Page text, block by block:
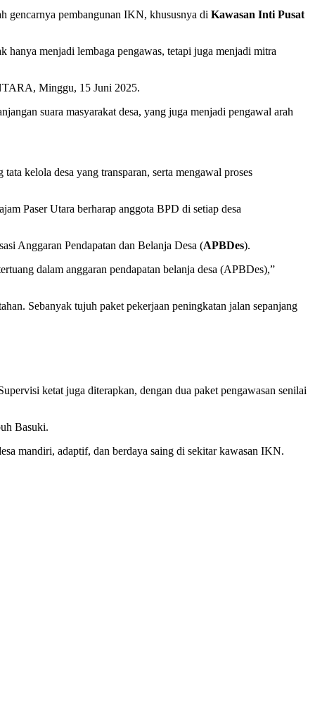
gencarnya pembangunan IKN, khususnya di Kawasan Inti Pusat
hanya menjadi lembaga pengawas, tetapi juga menjadi mitra
Minggu, 15 Juni 2025.
suara masyarakat desa, yang juga menjadi pengawal arah
kelola desa yang transparan, serta mengawal proses
Paser Utara berharap anggota BPD di setiap desa
Anggaran Pendapatan dan Belanja Desa (APBDes).
dalam anggaran pendapatan belanja desa (APBDes),”
Sebanyak tujuh paket pekerjaan peningkatan jalan sepanjang
ketat juga diterapkan, dengan dua paket pengawasan senilai
Basuki.
mandiri, adaptif, dan berdaya saing di sekitar kawasan IKN.